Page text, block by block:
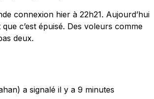
connexion hier à 22h21. Aujourd’hui
c’est épuisé. Des voleurs comme
deux.
a signalé il y a 9 minutes